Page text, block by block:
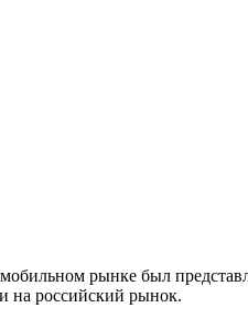
рынке был
и на российский рынок.